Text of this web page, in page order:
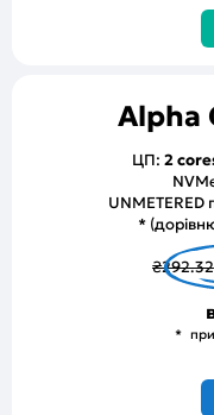
Alpha
ЦП: 2
UNMETERED
*
₴292.32